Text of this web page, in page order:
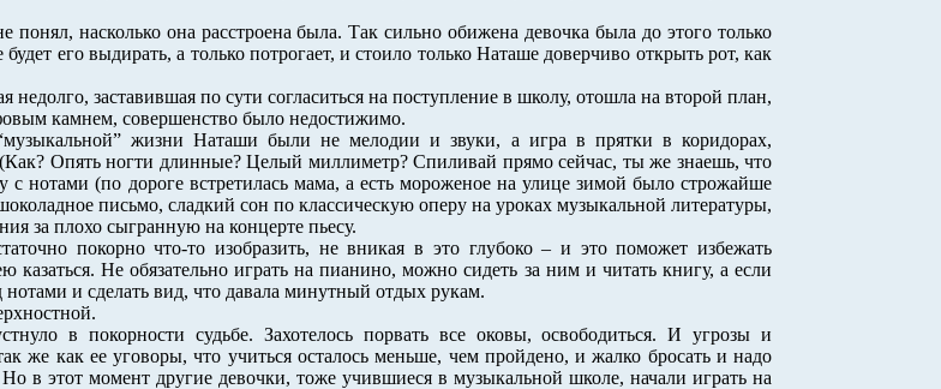
насколько она расстроена была. Так сильно обижена девочка была до этого только
его выдирать, а только потрогает, и стоило только Наташе доверчиво открыть рот, как
заставившая по сути согласиться на поступление в школу, отошла на второй план,
камнем, совершенство было недостижимо.
жизни Наташи были не мелодии и звуки, а игра в прятки в коридорах,
Опять ногти длинные? Целый миллиметр? Спиливай прямо сейчас, ты же знаешь, что
нотами (по дороге встретилась мама, а есть мороженое на улице зимой было строжайше
письмо, сладкий сон по классическую оперу на уроках музыкальной литературы,
за плохо сыгранную на концерте пьесу.
покорно что-то изобразить, не вникая в это глубоко – и это поможет избежать
Не обязательно играть на пианино, можно сидеть за ним и читать книгу, а если
и сделать вид, что давала минутный отдых рукам.
в покорности судьбе. Захотелось порвать все оковы, освободиться. И угрозы и
же как ее уговоры, что учиться осталось меньше, чем пройдено, и жалко бросать и надо
в этот момент другие девочки, тоже учившиеся в музыкальной школе, начали играть на